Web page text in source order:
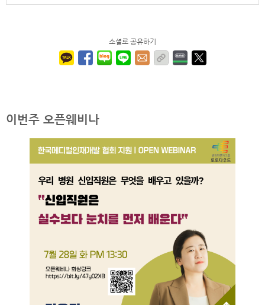
소셜로 공유하기
이번주 오픈웨비나